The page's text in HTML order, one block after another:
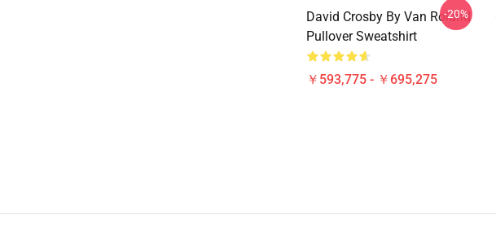
David Crosby By Van Roland
Pullover Sweatshirt
￥593,775 - ￥695,275
-20%